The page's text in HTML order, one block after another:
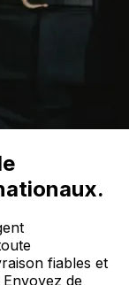
fiables et
de